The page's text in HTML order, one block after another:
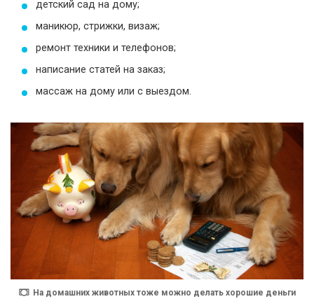
детский сад на дому;
маникюр, стрижки, визаж;
ремонт техники и телефонов;
написание статей на заказ;
массаж на дому или с выездом.
На домашних животных тоже можно делать хорошие деньги